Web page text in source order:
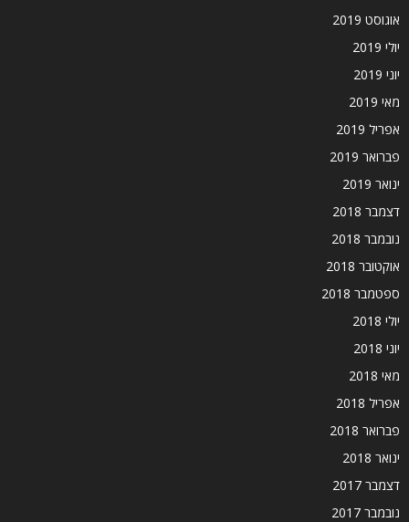
אוגוסט 2019
יולי 2019
יוני 2019
מאי 2019
אפריל 2019
פברואר 2019
ינואר 2019
דצמבר 2018
נובמבר 2018
אוקטובר 2018
ספטמבר 2018
יולי 2018
יוני 2018
מאי 2018
אפריל 2018
פברואר 2018
ינואר 2018
דצמבר 2017
נובמבר 2017